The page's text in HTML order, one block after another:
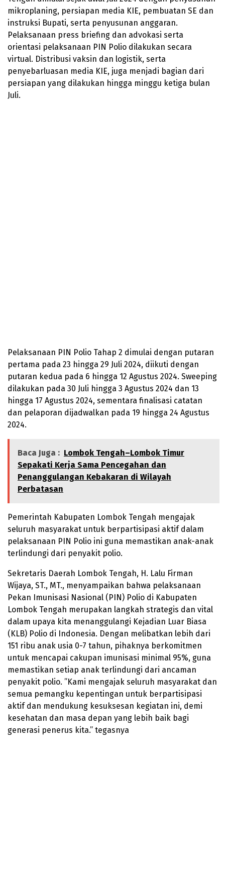
mikroplaning, persiapan media KIE, pembuatan SE dan
instruksi Bupati, serta penyusunan anggaran.
Pelaksanaan press briefing dan advokasi serta
orientasi pelaksanaan PIN Polio dilakukan secara
virtual. Distribusi vaksin dan logistik, serta
penyebarluasan media KIE, juga menjadi bagian dari
persiapan yang dilakukan hingga minggu ketiga bulan
Juli.
Pelaksanaan PIN Polio Tahap 2 dimulai dengan putaran
pertama pada 23 hingga 29 Juli 2024, diikuti dengan
putaran kedua pada 6 hingga 12 Agustus 2024. Sweeping
dilakukan pada 30 Juli hingga 3 Agustus 2024 dan 13
hingga 17 Agustus 2024, sementara finalisasi catatan
dan pelaporan dijadwalkan pada 19 hingga 24 Agustus
2024.
Baca Juga : Lombok Tengah–Lombok Timur
Sepakati Kerja Sama Pencegahan dan
Penanggulangan Kebakaran di Wilayah
Perbatasan
Pemerintah Kabupaten Lombok Tengah mengajak
seluruh masyarakat untuk berpartisipasi aktif dalam
pelaksanaan PIN Polio ini guna memastikan anak-anak
terlindungi dari penyakit polio.
Sekretaris Daerah Lombok Tengah, H. Lalu Firman
Wijaya, ST., MT., menyampaikan bahwa pelaksanaan
Pekan Imunisasi Nasional (PIN) Polio di Kabupaten
Lombok Tengah merupakan langkah strategis dan vital
dalam upaya kita menanggulangi Kejadian Luar Biasa
(KLB) Polio di Indonesia. Dengan melibatkan lebih dari
151 ribu anak usia 0-7 tahun, pihaknya berkomitmen
untuk mencapai cakupan imunisasi minimal 95%, guna
memastikan setiap anak terlindungi dari ancaman
penyakit polio. ”Kami mengajak seluruh masyarakat dan
semua pemangku kepentingan untuk berpartisipasi
aktif dan mendukung kesuksesan kegiatan ini, demi
kesehatan dan masa depan yang lebih baik bagi
generasi penerus kita.” tegasnya